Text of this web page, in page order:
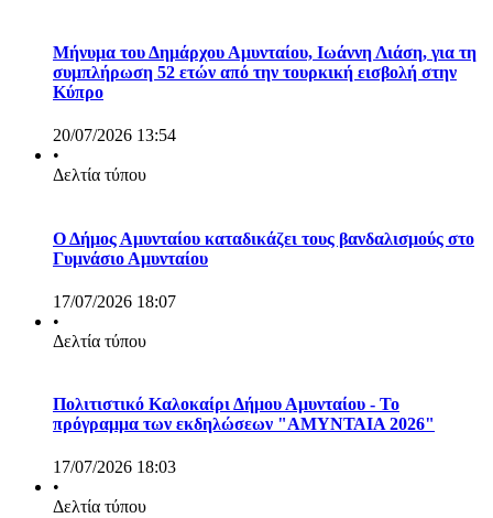
Μήνυμα του Δημάρχου Αμυνταίου, Ιωάννη Λιάση, για τη
συμπλήρωση 52 ετών από την τουρκική εισβολή στην
Κύπρο
20/07/2026 13:54
•
Δελτία τύπου
Ο Δήμος Αμυνταίου καταδικάζει τους βανδαλισμούς στο
Γυμνάσιο Αμυνταίου
17/07/2026 18:07
•
Δελτία τύπου
Πολιτιστικό Καλοκαίρι Δήμου Αμυνταίου - Το
πρόγραμμα των εκδηλώσεων "ΑΜΥΝΤΑΙΑ 2026"
17/07/2026 18:03
•
Δελτία τύπου